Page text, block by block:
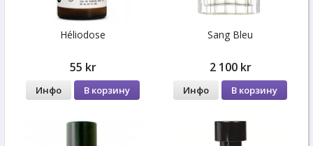
Héliodose
55 kr
Инфо В корзину
Sang Bleu
2 100 kr
Инфо В корзину